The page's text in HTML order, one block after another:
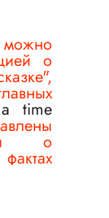
о
time
о